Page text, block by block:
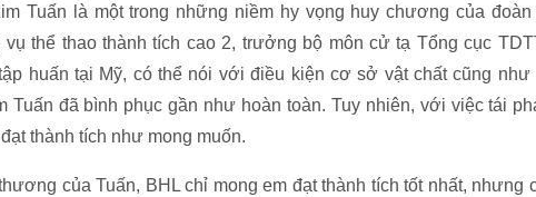
Tuấn là một trong những niềm hy vọng huy chương của đoàn
thể thao thành tích cao 2, trưởng bộ môn cử tạ Tổng cục
huấn tại Mỹ, có thể nói với điều kiện cơ sở vật chất cũng như
Tuấn đã bình phục gần như hoàn toàn. Tuy nhiên, với việc tái
thành tích như mong muốn.
của Tuấn, BHL chỉ mong em đạt thành tích tốt nhất, nhưng